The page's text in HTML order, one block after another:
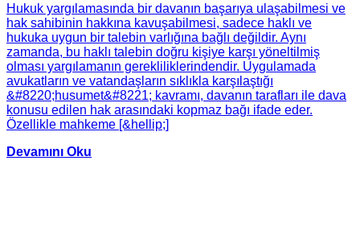
Hukuk yargılamasında bir davanın başarıya ulaşabilmesi ve
hak sahibinin hakkına kavuşabilmesi, sadece haklı ve
hukuka uygun bir talebin varlığına bağlı değildir. Aynı
zamanda, bu haklı talebin doğru kişiye karşı yöneltilmiş
olması yargılamanın gerekliliklerindendir. Uygulamada
avukatların ve vatandaşların sıklıkla karşılaştığı
&#8220;husumet&#8221; kavramı, davanın tarafları ile dava
konusu edilen hak arasındaki kopmaz bağı ifade eder.
Özellikle mahkeme [&hellip;]
Devamını Oku